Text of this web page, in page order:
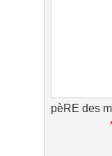
pèRE des